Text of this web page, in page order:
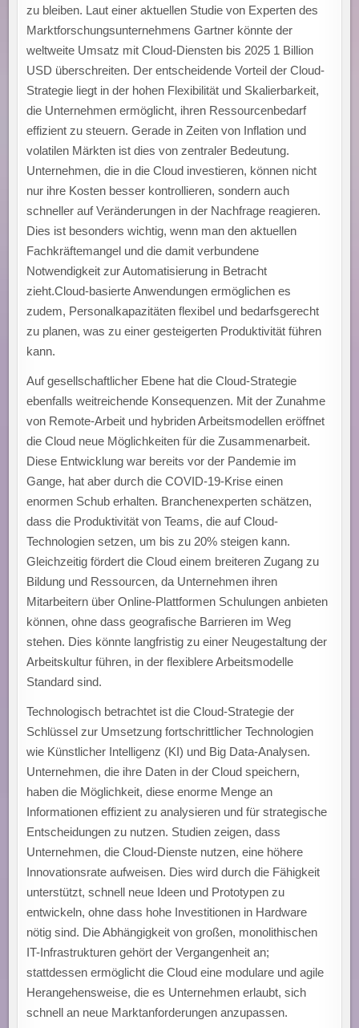
zu bleiben. Laut einer aktuellen Studie von Experten des
Marktforschungsunternehmens Gartner könnte der
weltweite Umsatz mit Cloud-Diensten bis 2025 1 Billion
USD überschreiten. Der entscheidende Vorteil der Cloud-
Strategie liegt in der hohen Flexibilität und Skalierbarkeit,
die Unternehmen ermöglicht, ihren Ressourcenbedarf
effizient zu steuern. Gerade in Zeiten von Inflation und
volatilen Märkten ist dies von zentraler Bedeutung.
Unternehmen, die in die Cloud investieren, können nicht
nur ihre Kosten besser kontrollieren, sondern auch
schneller auf Veränderungen in der Nachfrage reagieren.
Dies ist besonders wichtig, wenn man den aktuellen
Fachkräftemangel und die damit verbundene
Notwendigkeit zur Automatisierung in Betracht
zieht.Cloud-basierte Anwendungen ermöglichen es
zudem, Personalkapazitäten flexibel und bedarfsgerecht
zu planen, was zu einer gesteigerten Produktivität führen
kann.
Auf gesellschaftlicher Ebene hat die Cloud-Strategie
ebenfalls weitreichende Konsequenzen. Mit der Zunahme
von Remote-Arbeit und hybriden Arbeitsmodellen eröffnet
die Cloud neue Möglichkeiten für die Zusammenarbeit.
Diese Entwicklung war bereits vor der Pandemie im
Gange, hat aber durch die COVID-19-Krise einen
enormen Schub erhalten. Branchenexperten schätzen,
dass die Produktivität von Teams, die auf Cloud-
Technologien setzen, um bis zu 20% steigen kann.
Gleichzeitig fördert die Cloud einem breiteren Zugang zu
Bildung und Ressourcen, da Unternehmen ihren
Mitarbeitern über Online-Plattformen Schulungen anbieten
können, ohne dass geografische Barrieren im Weg
stehen. Dies könnte langfristig zu einer Neugestaltung der
Arbeitskultur führen, in der flexiblere Arbeitsmodelle
Standard sind.
Technologisch betrachtet ist die Cloud-Strategie der
Schlüssel zur Umsetzung fortschrittlicher Technologien
wie Künstlicher Intelligenz (KI) und Big Data-Analysen.
Unternehmen, die ihre Daten in der Cloud speichern,
haben die Möglichkeit, diese enorme Menge an
Informationen effizient zu analysieren und für strategische
Entscheidungen zu nutzen. Studien zeigen, dass
Unternehmen, die Cloud-Dienste nutzen, eine höhere
Innovationsrate aufweisen. Dies wird durch die Fähigkeit
unterstützt, schnell neue Ideen und Prototypen zu
entwickeln, ohne dass hohe Investitionen in Hardware
nötig sind. Die Abhängigkeit von großen, monolithischen
IT-Infrastrukturen gehört der Vergangenheit an;
stattdessen ermöglicht die Cloud eine modulare und agile
Herangehensweise, die es Unternehmen erlaubt, sich
schnell an neue Marktanforderungen anzupassen.